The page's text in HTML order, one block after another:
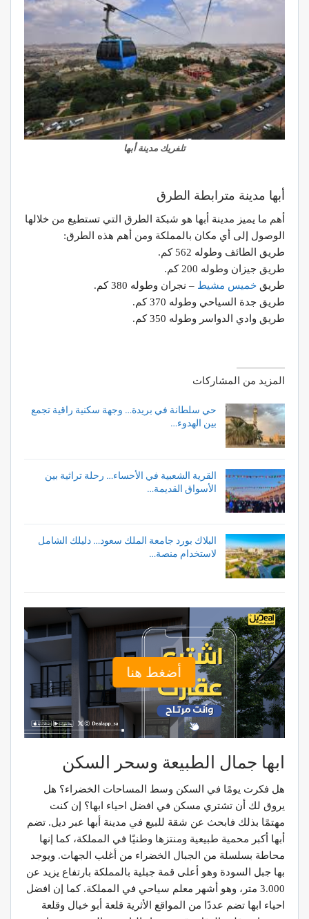
تلفريك مدينة أبها
أبها مدينة مترابطة الطرق
أهم ما يميز مدينة أبها هو شبكة الطرق التي تستطيع من خلالها
الوصول إلى أي مكان بالمملكة ومن أهم هذه الطرق:
طريق الطائف وطوله 562 كم.
طريق جيزان وطوله 200 كم.
طريق خميس مشيط – نجران وطوله 380 كم.
طريق جدة السياحي وطوله 370 كم.
طريق وادي الدواسر وطوله 350 كم.
المزيد من المشاركات
حي سلطانة في بريدة… وجهة سكنية راقية تجمع
بين الهدوء…
القرية الشعبية في الأحساء… رحلة تراثية بين
الأسواق القديمة…
البلاك بورد جامعة الملك سعود… دليلك الشامل
لاستخدام منصة…
أضغط هنا
ابها جمال الطبيعة وسحر السكن
هل فكرت يومًا في السكن وسط المساحات الخضراء؟ هل
يروق لك أن تشتري مسكن في افضل احياء ابها؟ إن كنت
مهتمًا بذلك فابحث عن شقة للبيع في مدينة أبها عبر ديل. تضم
أبها أكبر محمية طبيعية ومنتزها وطنيًا في المملكة، كما إنها
محاطة بسلسلة من الجبال الخضراء من أغلب الجهات. ويوجد
بها جبل السودة وهو أعلى قمة جبلية بالمملكة بارتفاع يزيد عن
3.000 متر، وهو أشهر معلم سياحي في المملكة. كما إن افضل
احياء ابها تضم عددًا من المواقع الأثرية قلعة أبو خيال وقلعة